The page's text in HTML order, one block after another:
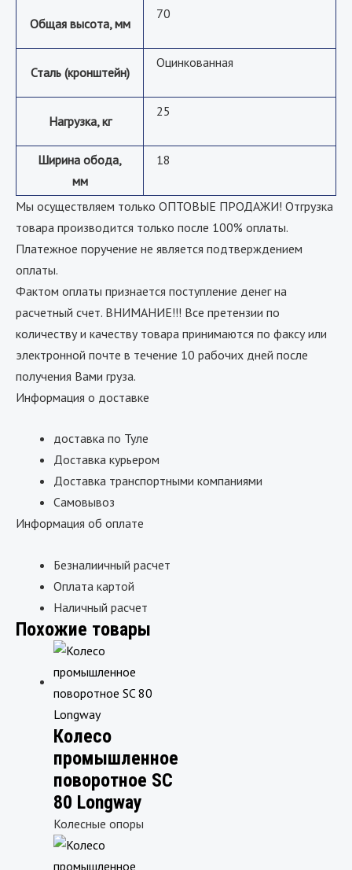
Общая высота, мм
70
Сталь (кронштейн)
Оцинкованная
Нагрузка, кг
25
Ширина обода,
мм
18
Мы осуществляем только ОПТОВЫЕ ПРОДАЖИ! Отгрузка
товара производится только после 100% оплаты.
Платежное поручение не является подтверждением
оплаты.
Фактом оплаты признается поступление денег на
расчетный счет. ВНИМАНИЕ!!! Все претензии по
количеству и качеству товара принимаются по факсу или
электронной почте в течение 10 рабочих дней после
получения Вами груза.
Информация о доставке
доставка по Туле
Доставка курьером
Доставка транспортными компаниями
Самовывоз
Информация об оплате
Безналиичный расчет
Оплата картой
Наличный расчет
Похожие товары
Колесо
промышленное
поворотное SC
80 Longway
Колесные опоры